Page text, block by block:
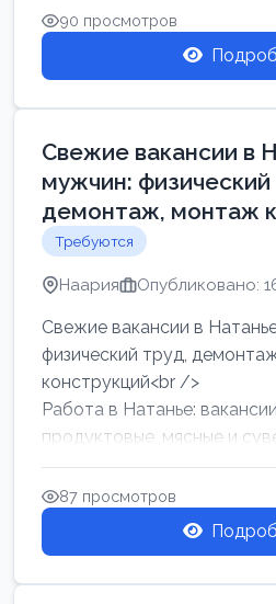
90 просмотров
Свежие вакансии в
мужчин: физический
демонтаж, монтаж
Требуются
Наария Опубликовано:
Свежие вакансии в
физический труд,
конструкций<br />
Работа в Натанье:
продуктовые, мясные и
Разнорабочий на сборку
87 просмотров